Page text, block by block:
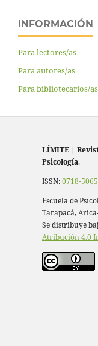
INFORMACIÓN
Para lectores/as
Para autores/as
Para bibliotecarios/as
LÍMITE |
Psicología.
ISSN:0718-5065
Escuela de
Tarapacá,
Se distribuye
Atribución 4.0